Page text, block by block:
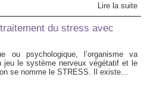
Lire la suite
du stress avec
ou psychologique, l’organisme va
jeu le système nerveux végétatif et le
se nomme le STRESS. Il existe...